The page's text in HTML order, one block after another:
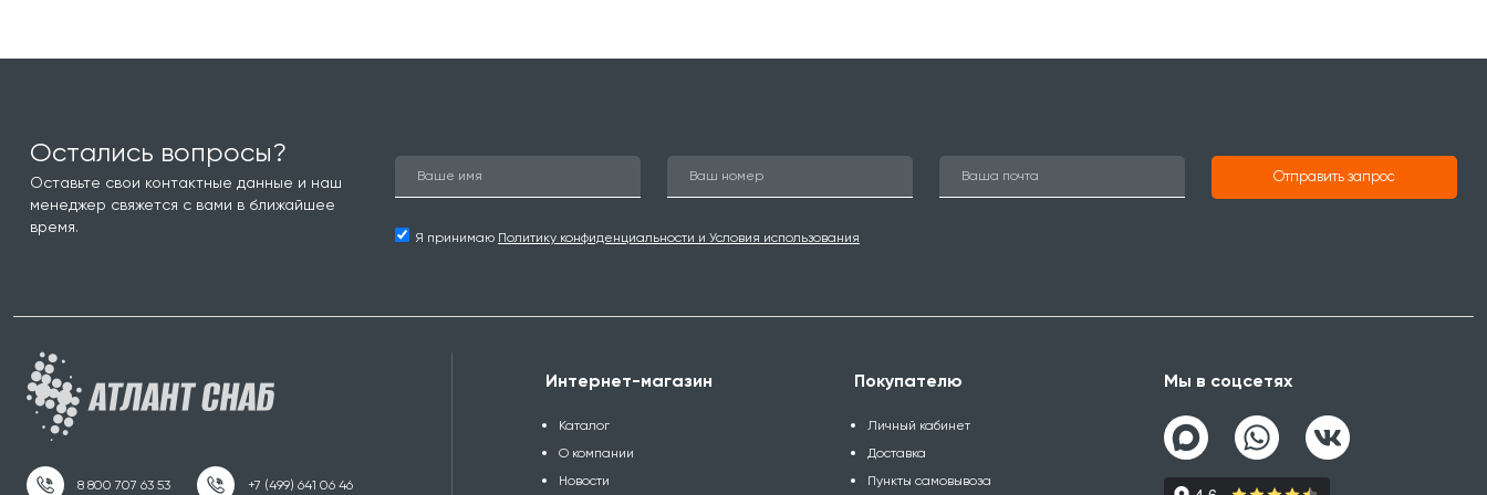
Остались вопросы?
Оставьте свои контактные данные и наш
менеджер свяжется с вами в ближайшее
время.
Отправить запрос
Я принимаю Политику конфиденциальности и Условия использования
Интернет-магазин
Каталог
О компании
Новости
Покупателю
Личный кабинет
Доставка
Пункты самовывоза
Мы в соцсетях